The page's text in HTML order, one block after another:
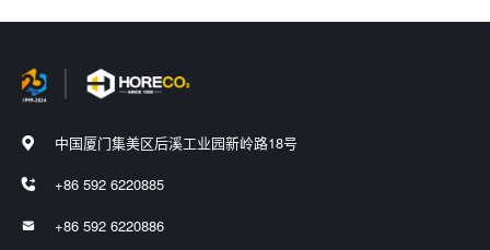
 中国厦门集美区后溪工业园新岭路18号
 +86 592 6220885
 +86 592 6220886